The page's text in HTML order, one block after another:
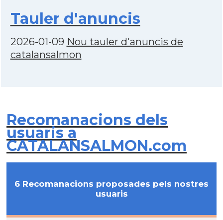
Tauler d'anuncis
2026-01-09 Nou tauler d'anuncis de
catalansalmon
Recomanacions dels
usuaris a
CATALANSALMON.com
6 Recomanacions proposades pels nostres
usuaris